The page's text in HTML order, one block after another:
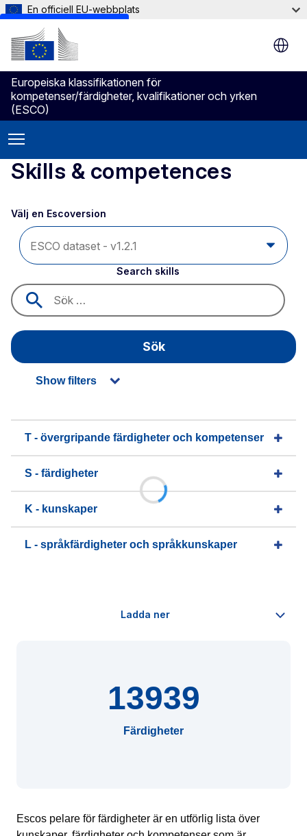
Skip to main content
En officiell EU-webbplats
Europeiska klassifikationen för
kompetenser/färdigheter, kvalifikationer och yrken
(ESCO)
Skills & competences
Välj en Escoversion
Search skills
Sök
Show filters
T - övergripande färdigheter och kompetenser
S - färdigheter
K - kunskaper
L - språkfärdigheter och språkkunskaper
13939
Färdigheter
Escos pelare för färdigheter är en utförlig lista över